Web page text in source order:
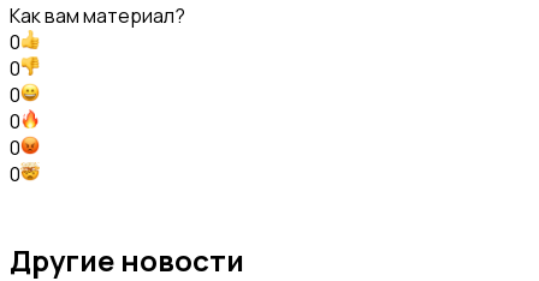
Как вам материал?
0
0
0
0
0
0
Другие новости